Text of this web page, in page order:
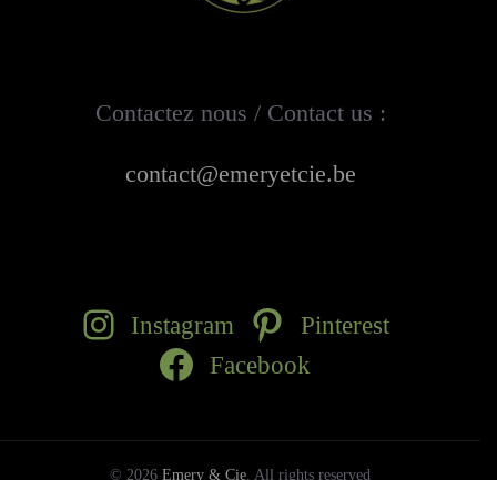
Contactez nous / Contact us :
contact@emeryetcie.be
Instagram
Pinterest
Facebook
© 2026 Emery & Cie. All rights reserved